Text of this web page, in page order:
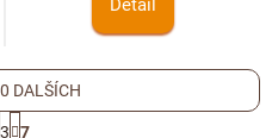
Detail
DALŠÍCH
S
3
7